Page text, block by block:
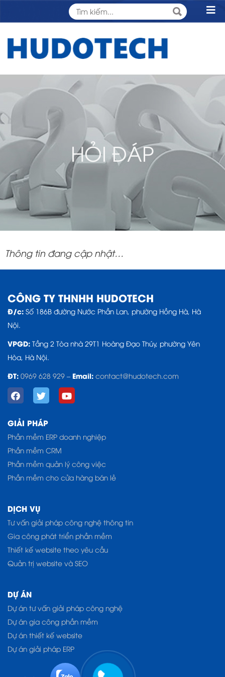
HỎI ĐÁP
Thông tin đang cập nhật…
CÔNG TY THNHH HUDOTECH
Đ/c: Số 186B đường Nước Phần Lan, phường Hồng Hà, Hà
Nội.
VPGD: Tầng 2 Tòa nhà 29T1 Hoàng Đạo Thúy, phường Yên
Hòa, Hà Nội.
ĐT: 0969 628 929 – Email: contact@hudotech.com
GIẢI PHÁP
Phần mềm ERP doanh nghiệp
Phần mềm CRM
Phần mềm quản lý công việc
Phần mềm cho cửa hàng bán lẻ
DỊCH VỤ
Tư vấn giải pháp công nghệ thông tin
Gia công phát triển phần mềm
Thiết kế website theo yêu cầu
Quản trị website và SEO
DỰ ÁN
Dự án tư vấn giải pháp công nghệ
Dự án gia công phần mềm
Dự án thiết kế website
Dự án giải pháp ERP